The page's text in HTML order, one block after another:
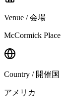
Venue / 会場
McCormick Place
Country / 開催国
アメリカ